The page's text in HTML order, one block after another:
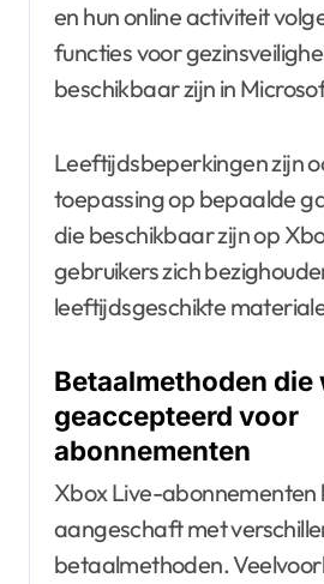
en hun online activiteit
functies voor
beschikbaar zijn in
Leeftijdsbeperkingen zijn
toepassing op bepaalde
die beschikbaar zijn op
gebruikers zich
leeftijdsgeschikte
Betaalmethoden die
geaccepteerd voor
abonnementen
Xbox Live-abonnementen
aangeschaft met
betaalmethoden.